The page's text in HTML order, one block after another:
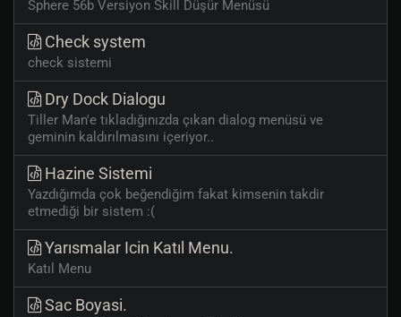
Sphere 56b Versiyon Skill Düşür Menüsü
Check system
check sistemi
Dry Dock Dialogu
Tiller Man'e tıkladığınızda çıkan dialog menüsü ve
geminin kaldırılmasını içeriyor..
Hazine Sistemi
Yazdığımda çok beğendiğim fakat kimsenin takdir
etmediği bir sistem :(
Yarısmalar Icin Katıl Menu.
Katıl Menu
Sac Boyasi.